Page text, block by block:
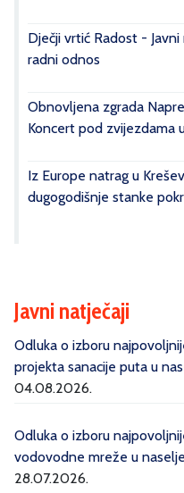
Dječji vrtić Radost -
radni odnos
Obnovljena zgrada
Koncert pod zvijezdama
Iz Europe natrag u
dugogodišnje stanke
Javni natječaji
Odluka o izboru
projekta sanacije puta u
04.08.2026.
Odluka o izboru
vodovodne mreže u
28.07.2026.